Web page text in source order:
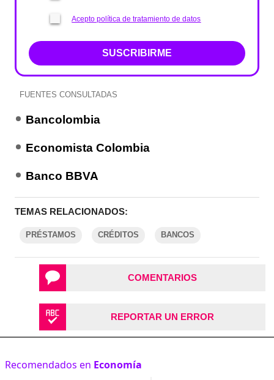
Acepto política de tratamiento de datos
SUSCRIBIRME
FUENTES CONSULTADAS
Bancolombia
Economista Colombia
Banco BBVA
TEMAS RELACIONADOS:
PRÉSTAMOS CRÉDITOS BANCOS
COMENTARIOS
REPORTAR UN ERROR
Recomendados en Economía